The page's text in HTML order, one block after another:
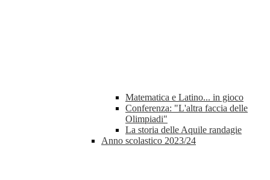
Matematica e Latino... in gioco
Conferenza: "L'altra faccia delle
Olimpiadi"
La storia delle Aquile randagie
Anno scolastico 2023/24